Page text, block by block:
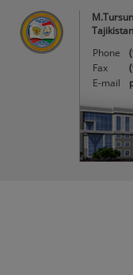
Tajikistan
Phone
Fax
E-mail